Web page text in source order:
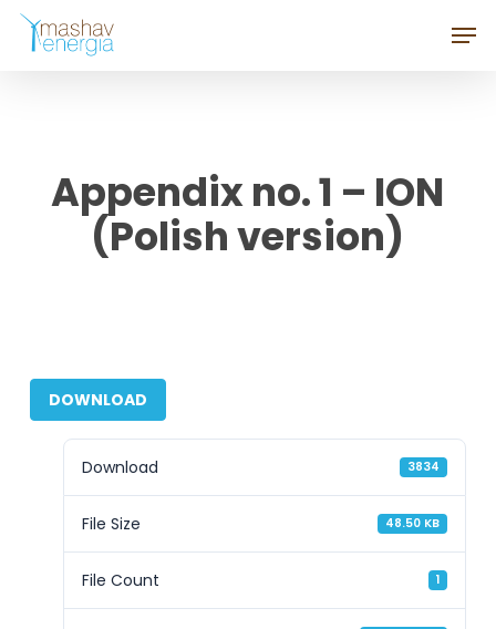
Skip
Appendix no. 1 – ION
(Polish version)
DOWNLOAD
Download 3834
File Size 48.50 KB
File Count 1